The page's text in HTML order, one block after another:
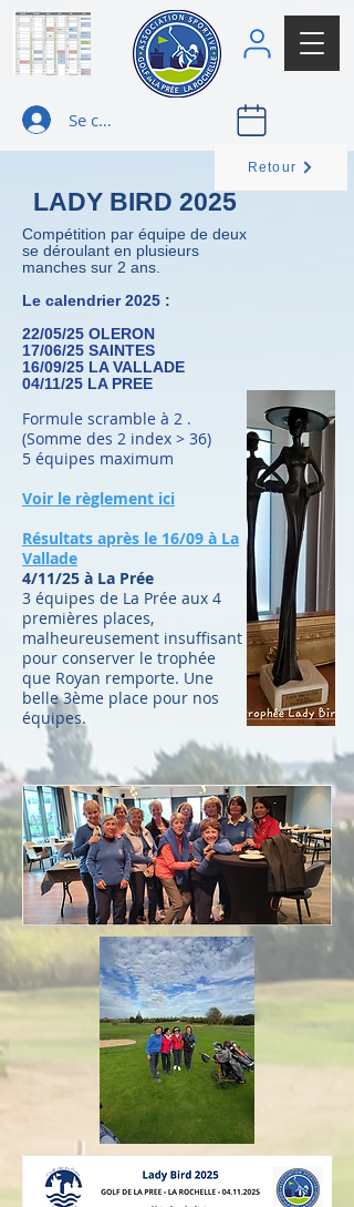
Se connecter
LADY BIRD 2025
Compétition par équipe de deux
se déroulant en plusieurs
manches sur 2 ans.
Le calendrier 2025 :
22/05/25 OLERON
17/06/25 SAINTES
16/09/25 LA VALLADE
04/11/25 LA PREE
Formule scramble à 2 .
(Somme des 2 index > 36)
5 équipes maximum
Voir le règlement ici
Résultats après le 16/09 à La
Vallade
4/11/25 à La Prée
3 équipes de La Prée aux 4
premières places,
malheureusement insuffisant
pour conserver le trophée
que Royan remporte. Une
belle 3ème place pour nos
équipes.
Retour